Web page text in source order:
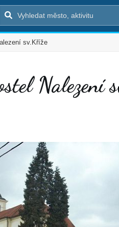
sv.Kříže
Nalezení